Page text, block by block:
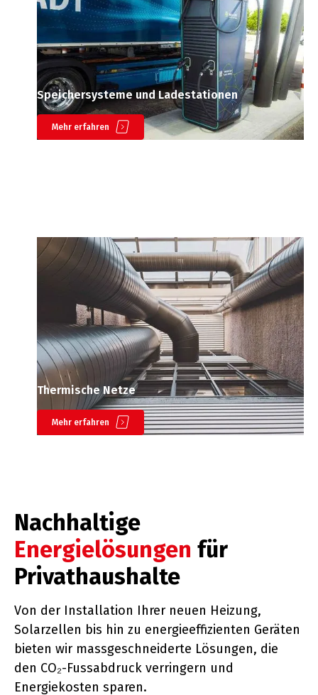
Speichersysteme und Ladestationen
Mehr erfahren
Thermische Netze
Mehr erfahren
Nachhaltige
Energielösungen für
Privathaushalte
Von der Installation Ihrer neuen Heizung,
Solarzellen bis hin zu energieeffizienten Geräten
bieten wir massgeschneiderte Lösungen, die
den CO₂-Fussabdruck verringern und
Energiekosten sparen.